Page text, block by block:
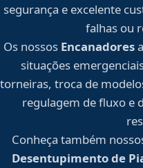
segurança e excelente
falhas ou
Os nossos Encanadores
situações
torneiras, troca de
regulagem de fluxo e
Conheça também
Desentupimento de